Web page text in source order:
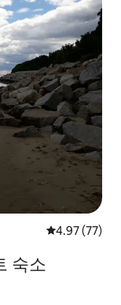
평점 4.97점(5
4.97 (77)
숙소